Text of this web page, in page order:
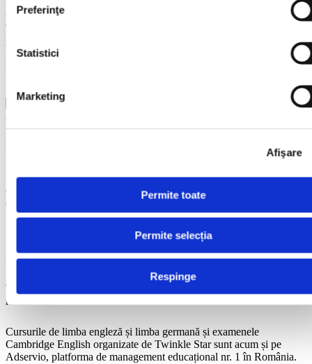
Preferinţe
Statistici
Marketing
Afişare
Permite toate
Permite selecția
Respinge
Atunci când discutăm despre educație, avem nenumărate exemple
care contribuie constant la o dezvoltare durabilă a tinerilor și nu
numai, exemple care dovedesc implicarea și dorința de a schimba în
bine comunitatea. În cele ce urmează, vă propunem spre lectură
povestea uneia dintre cele mai solide organizații la nivel național.
Citește Articolul
Moduri de a-ți convinge copilul să învețe o limbă străină
Societatea ne impune cunoașterea a cel puțin a unei limbi străine de
circulație internațională, indiferent de domeniul în care activăm sau
de ceea ce am învățat la școală.
Citește Articolul
Articole
Twinkle Star, pe Adservio – platforma de management educațional
nr. 1 în România
Cursurile de limba engleză și limba germană și examenele
Cambridge English organizate de Twinkle Star sunt acum și pe
Adservio, platforma de management educațional nr. 1 în România.